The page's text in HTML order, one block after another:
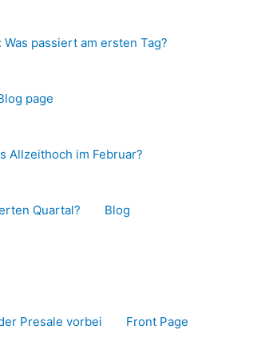
passiert am ersten Tag?
page
Allzeithoch im Februar?
Quartal? Blog
Presale vorbei Front Page